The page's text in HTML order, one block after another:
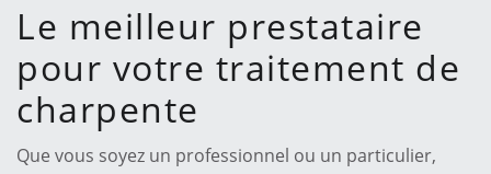
Le meilleur prestataire
pour votre traitement de
charpente
Que vous soyez un professionnel ou un particulier,